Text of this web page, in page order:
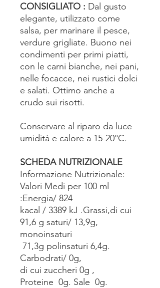
CONSIGLIATO : Dal gusto
elegante, utilizzato come
salsa, per marinare il pesce,
verdure grigliate. Buono nei
condimenti per primi piatti,
con le carni bianche, nei pani,
nelle focacce, nei rustici dolci
e salati. Ottimo anche a
crudo sui risotti.
Conservare al riparo da luce
umidità e calore a 15-20°C.
SCHEDA NUTRIZIONALE
Informazione Nutrizionale:
Valori Medi per 100 ml
:Energia/ 824
kacal / 3389 kJ .Grassi,di cui
91,6 g saturi/ 13,9g,
monoinsaturi
71,3g polinsaturi 6,4g.
Carbodrati/ 0g,
di cui zuccheri 0g ,
Proteine 0g. Sale 0g.